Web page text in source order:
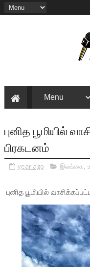
புனித பூமியில்
பிரகடனம்
year ago இலங்கை,
புனித பூமியில்